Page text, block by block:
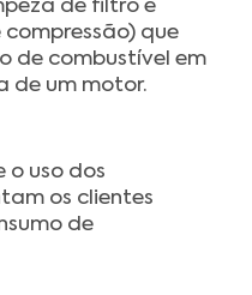
que
de combustível em
de um motor.
o uso dos
os clientes
de